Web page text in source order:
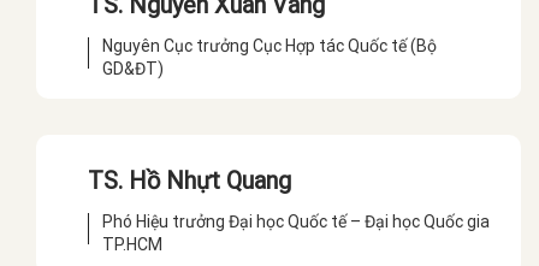
Nguyên Cục trưởng Cục Hợp tác Quốc tế (Bộ
GD&ĐT)
TS. Hồ Nhựt Quang
Phó Hiệu trưởng Đại học Quốc tế – Đại học Quốc gia
TP.HCM